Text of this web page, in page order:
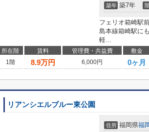
築年 築7年
フェリオ箱崎駅
島本線箱崎駅に
軽...
所在階 賃料 管理費・共益費 敷金
1階
8.9万円 6,000円 0ヶ月
リアンシエルブルー東公園
住所 福岡県福